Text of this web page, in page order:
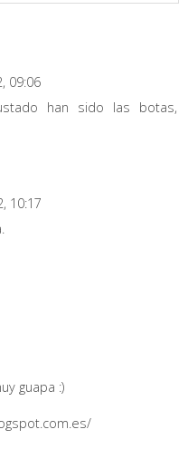
09:06
han sido las botas,
10:17
guapa :)